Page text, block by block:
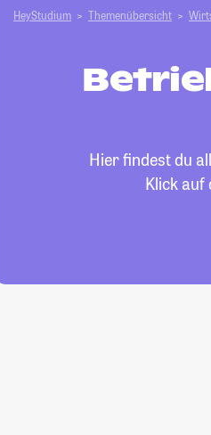
HeyStudium Themenübersicht
Hier findest du
Klick auf